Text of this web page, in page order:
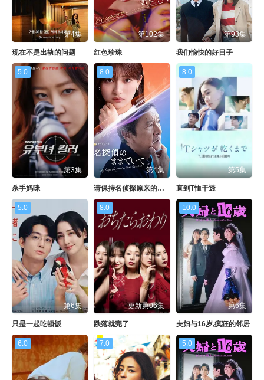
第4集
现在不是出轨的问题
第102集
红色珍珠
第93集
我们愉快的好日子
5.0
第3集
杀手妈咪
8.0
第4集
请保持名侦探原来的样子
8.0
第5集
直到T恤干透
5.0
第6集
只是一起吃顿饭
8.0
更新第06集
跌落就完了
10.0
第6集
夫妇与16岁,疯狂的邻居
6.0 7.0 5.0